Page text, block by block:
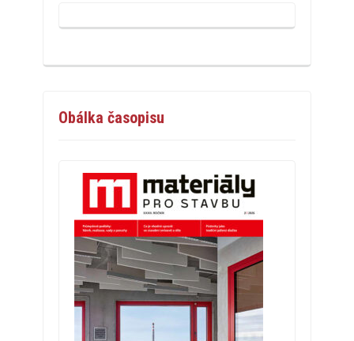
Obálka časopisu